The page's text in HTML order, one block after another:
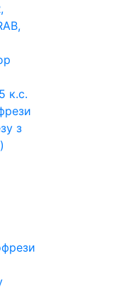
к.с.
з